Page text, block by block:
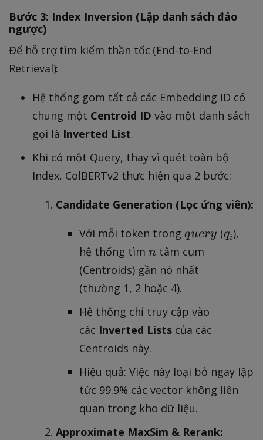
0
Bước 3: Index Inversion (Lập danh sách đảo
ngược)
Để hỗ trợ tìm kiếm thần tốc (End-to-End
Retrieval):
Hệ thống gom tất cả các Embedding ID có
chung một Centroid ID vào một danh sách
gọi là Inverted List.
Khi có một Query, thay vì quét toàn bộ
Index, ColBERTv2 thực hiện qua 2 bước:
Candidate Generation (Lọc ứng viên):
Với mỗi token trong q
u
e
r
query (q
qi),
hệ thống tìm n
n tâm cụm
(Centroids) gần nó nhất
(thường 1, 2 hoặc 4).
Hệ thống chỉ truy cập vào
các Inverted Lists của các
Centroids này.
Hiệu quả: Việc này loại bỏ ngay lập
tức 99.9% các vector không liên
quan trong kho dữ liệu.
Approximate MaxSim & Rerank: